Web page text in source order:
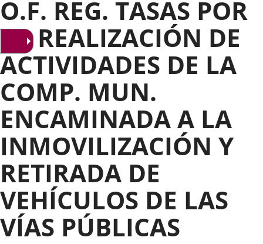
O.F. REG. TASAS POR
LA REALIZACIÓN DE
ACTIVIDADES DE LA
COMP. MUN.
ENCAMINADA A LA
INMOVILIZACIÓN Y
RETIRADA DE
VEHÍCULOS DE LAS
VÍAS PÚBLICAS